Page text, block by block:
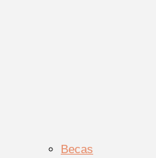
Becas